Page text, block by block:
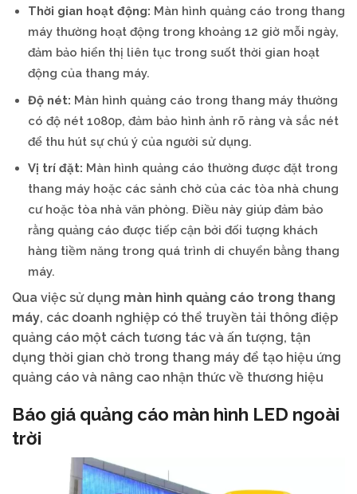
Thời gian hoạt động: Màn hình quảng cáo trong thang
máy thường hoạt động trong khoảng 12 giờ mỗi ngày,
đảm bảo hiển thị liên tục trong suốt thời gian hoạt
động của thang máy.
Độ nét: Màn hình quảng cáo trong thang máy thường
có độ nét 1080p, đảm bảo hình ảnh rõ ràng và sắc nét
để thu hút sự chú ý của người sử dụng.
Vị trí đặt: Màn hình quảng cáo thường được đặt trong
thang máy hoặc các sảnh chờ của các tòa nhà chung
cư hoặc tòa nhà văn phòng. Điều này giúp đảm bảo
rằng quảng cáo được tiếp cận bởi đối tượng khách
hàng tiềm năng trong quá trình di chuyển bằng thang
máy.
Qua việc sử dụng màn hình quảng cáo trong thang
máy, các doanh nghiệp có thể truyền tải thông điệp
quảng cáo một cách tương tác và ấn tượng, tận
dụng thời gian chờ trong thang máy để tạo hiệu ứng
quảng cáo và nâng cao nhận thức về thương hiệu
Báo giá quảng cáo màn hình LED ngoài
trời